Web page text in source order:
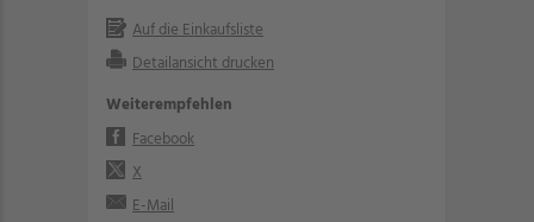
Auf die Einkaufsliste
Detailansicht drucken
Weiterempfehlen
Facebook
X
E-Mail